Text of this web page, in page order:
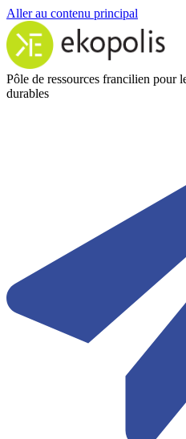
Aller au contenu principal
Pôle de ressources francilien pour
durables